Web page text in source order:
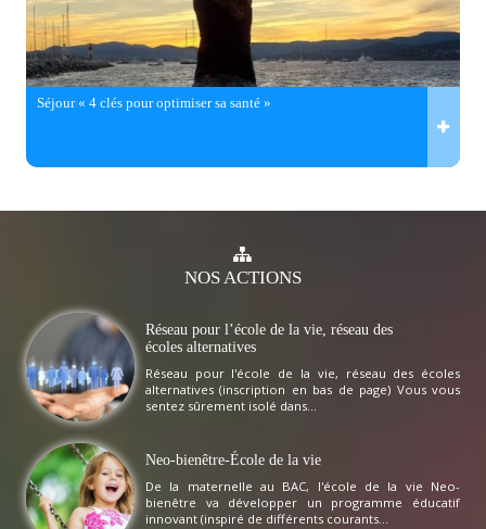
Séjour « 4 clés pour optimiser sa santé »
NOSACTIONS
Réseau pour l’école de la vie, réseau des
écoles alternatives
Réseau pour l'école de la vie, réseau des écoles
alternatives (inscription en bas de page) Vous vous
sentez sûrement isolé dans...
Neo-bienêtre-École de la vie
De la maternelle au BAC, l'école de la vie Neo-
bienêtre va développer un programme éducatif
innovant (inspiré de différents courants...